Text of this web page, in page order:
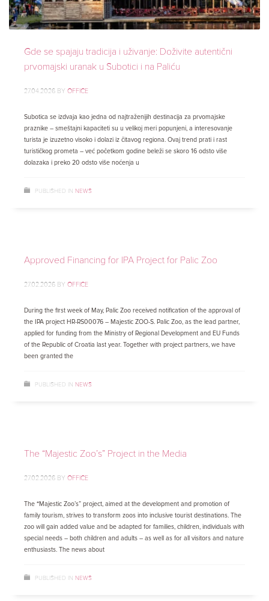
Gde se spajaju tradicija i uživanje: Doživite autentični
prvomajski uranak u Subotici i na Paliću
27.04.2026 BY OFFICE
Subotica se izdvaja kao jedna od najtraženijih destinacija za prvomajske
praznike – smeštajni kapaciteti su u velikoj meri popunjeni, a interesovanje
turista je izuzetno visoko i dolazi iz čitavog regiona. Ovaj trend prati i rast
turističkog prometa – već početkom godine beleži se skoro 16 odsto više
dolazaka i preko 20 odsto više noćenja u
PUBLISHED IN NEWS
Approved Financing for IPA Project for Palic Zoo
27.02.2026 BY OFFICE
During the first week of May, Palic Zoo received notification of the approval of
the IPA project HR-RS00076 – Majestic ZOO-S. Palic Zoo, as the lead partner,
applied for funding from the Ministry of Regional Development and EU Funds
of the Republic of Croatia last year. Together with project partners, we have
been granted the
PUBLISHED IN NEWS
The “Majestic Zoo’s” Project in the Media
27.02.2026 BY OFFICE
The “Majestic Zoo’s” project, aimed at the development and promotion of
family tourism, strives to transform zoos into inclusive tourist destinations. The
zoo will gain added value and be adapted for families, children, individuals with
special needs – both children and adults – as well as for all visitors and nature
enthusiasts. The news about
PUBLISHED IN NEWS